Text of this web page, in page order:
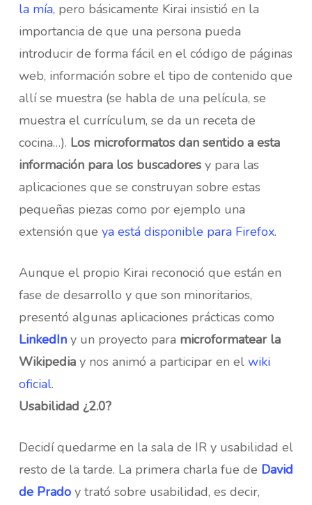
la mía, pero básicamente Kirai insistió en la
importancia de que una persona pueda
introducir de forma fácil en el código de páginas
web, información sobre el tipo de contenido que
allí se muestra (se habla de una película, se
muestra el currículum, se da un receta de
cocina…). Los microformatos dan sentido a esta
información para los buscadoresy para las
aplicaciones que se construyan sobre estas
pequeñas piezas como por ejemplo una
extensión que ya está disponible para Firefox.
Aunque el propio Kirai reconoció que están en
fase de desarrollo y que son minoritarios,
presentó algunas aplicaciones prácticas como
LinkedIny un proyecto para microformatear la
Wikipediay nos animó a participar en el wiki
oficial.
Usabilidad ¿2.0?
Decidí quedarme en la sala de IR y usabilidad el
resto de la tarde. La primera charla fue de David
de Pradoy trató sobre usabilidad, es decir,